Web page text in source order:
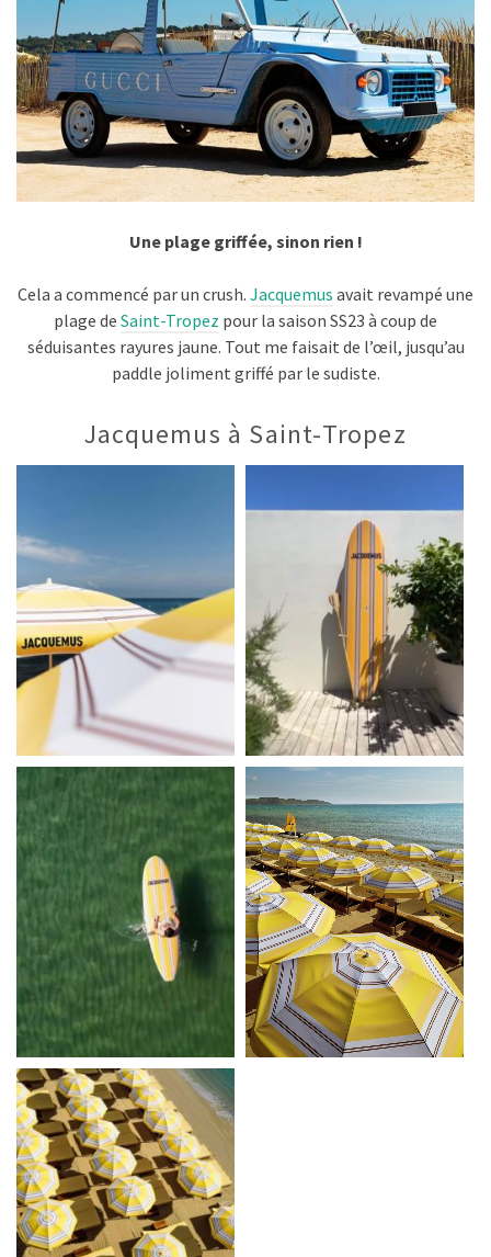
Une plage griffée, sinon rien !
Cela a commencé par un crush. Jacquemus avait revampé une
plage de Saint-Tropez pour la saison SS23 à coup de
séduisantes rayures jaune. Tout me faisait de l’œil, jusqu’au
paddle joliment griffé par le sudiste.
Jacquemus à Saint-Tropez